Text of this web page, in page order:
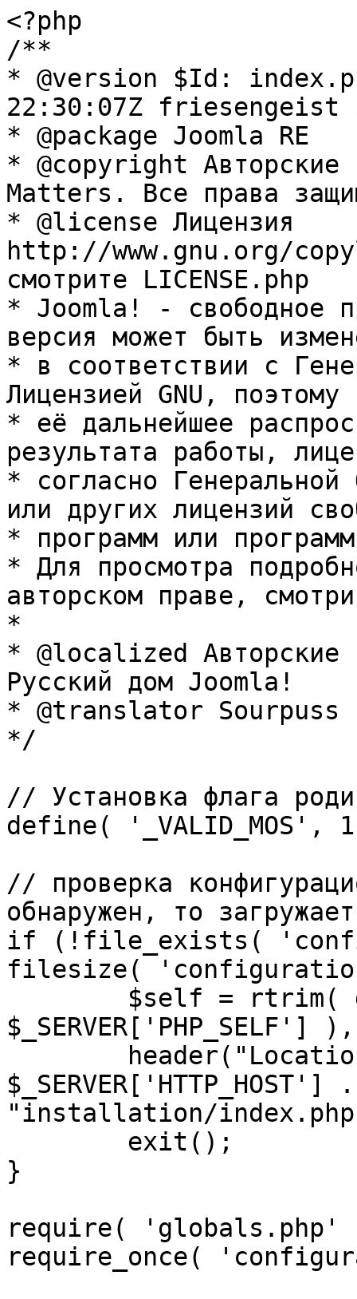
<?php
/**
* @version $Id:
22:30:07Z friesengeist
* @package Joomla RE
* @copyright Авторские
Matters. Все права
* @license Лицензия
http://www.gnu.org/
смотрите LICENSE.php
* Joomla! - свободное
версия может быть
* в соответствии с
Лицензией GNU, поэтому
* её дальнейшее
результата работы,
* согласно Генеральной
или других лицензий
* программ или
* Для просмотра
авторском праве,
*
* @localized Авторские
Русский дом Joomla!
* @translator Sourpuss
*/
// Установка флага
define( '_VALID_MOS',
// проверка
обнаружен, то
if (!file_exists(
filesize(
"installation/
}
require(
require_once(